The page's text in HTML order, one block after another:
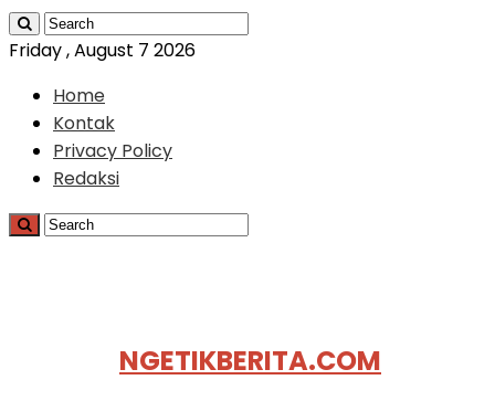
Friday , August 7 2026
Home
Kontak
Privacy Policy
Redaksi
NGETIKBERITA.COM